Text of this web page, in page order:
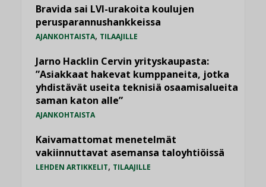
Bravida sai LVI-urakoita koulujen
perusparannushankkeissa
AJANKOHTAISTA, TILAAJILLE
Jarno Hacklin Cervin yrityskaupasta:
”Asiakkaat hakevat kumppaneita, jotka
yhdistävät useita teknisiä osaamisalueita
saman katon alle”
AJANKOHTAISTA
Kaivamattomat menetelmät
vakiinnuttavat asemansa taloyhtiöissä
LEHDEN ARTIKKELIT, TILAAJILLE